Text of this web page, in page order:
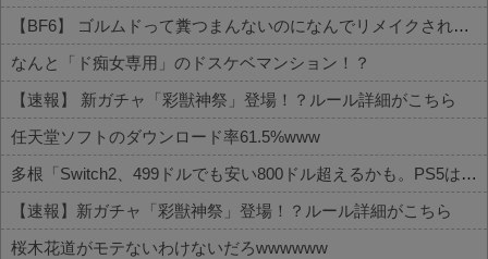
【BF6】 ゴルムドって糞つまんないのになんでリメイクされたの？
なんと「ド痴女専用」のドスケベマンション！？
【速報】 新ガチャ「彩獣神祭」登場！？ルール詳細がこちら
任天堂ソフトのダウンロード率61.5%www
多根「Switch2、499ドルでも安い800ドル超えるかも。PS5は直近での値上げ可能性低い」
【速報】新ガチャ「彩獣神祭」登場！？ルール詳細がこちら
桜木花道がモテないわけないだろwwwwww